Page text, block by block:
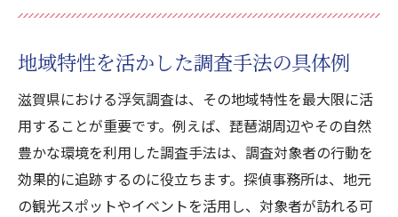
にあり
信頼性が高い探偵事務所の見極め方
信頼性を保証する要因とは
探偵事務所の徹底した情報管理
信頼関係を築くためのコミュニケーション
信頼性が浮気調査の成功に与える影響
地域特性を活かした調査手法の具体例
滋賀県における浮気調査は、その地域特性を最大限に活
用することが重要です。例えば、琵琶湖周辺やその自然
豊かな環境を利用した調査手法は、調査対象者の行動を
効果的に追跡するのに役立ちます。探偵事務所は、地元
の観光スポットやイベントを活用し、対象者が訪れる可